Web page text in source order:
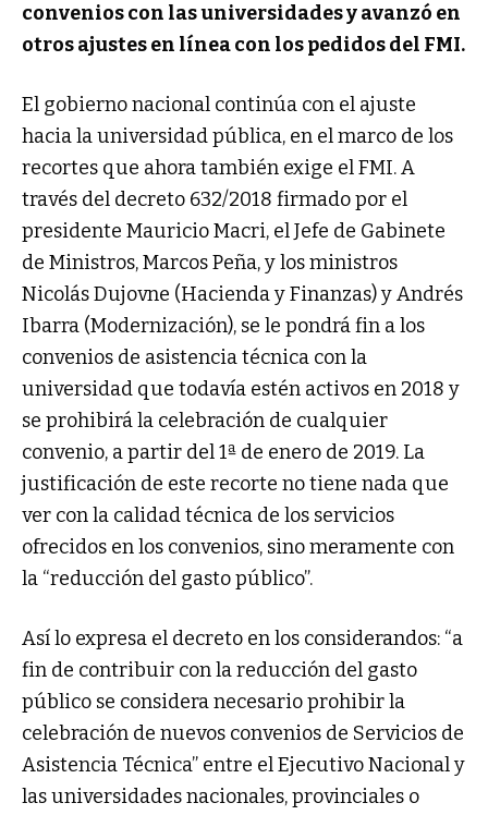
convenios con las universidades y avanzó en
otros ajustes en línea con los pedidos del FMI.
El gobierno nacional continúa con el ajuste
hacia la universidad pública, en el marco de los
recortes que ahora también exige el FMI. A
través del decreto 632/2018 firmado por el
presidente Mauricio Macri, el Jefe de Gabinete
de Ministros, Marcos Peña, y los ministros
Nicolás Dujovne (Hacienda y Finanzas) y Andrés
Ibarra (Modernización), se le pondrá fin a los
convenios de asistencia técnica con la
universidad que todavía estén activos en 2018 y
se prohibirá la celebración de cualquier
convenio, a partir del 1ª de enero de 2019. La
justificación de este recorte no tiene nada que
ver con la calidad técnica de los servicios
ofrecidos en los convenios, sino meramente con
la “reducción del gasto público”.
Así lo expresa el decreto en los considerandos: “a
fin de contribuir con la reducción del gasto
público se considera necesario prohibir la
celebración de nuevos convenios de Servicios de
Asistencia Técnica” entre el Ejecutivo Nacional y
las universidades nacionales, provinciales o